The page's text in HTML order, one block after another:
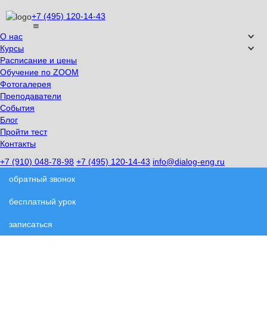
+7 (495) 120-14-43
О нас
Курсы
Расписание и цены
Обучение по ZOOM
Фотогалерея
Преподаватели
События
Блог
Пройти тест
Контакты
+7 (910) 048-78-98 +7 (495) 120-14-43 info@dialog-eng.ru
обратный звонок
бесплатный урок
записаться